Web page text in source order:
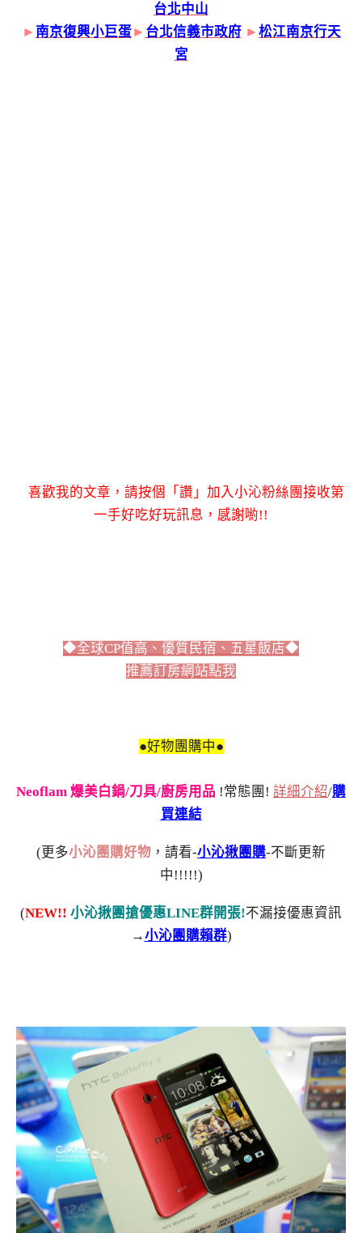
台北中山
► 南京復興小巨蛋► 台北信義市政府► 松江南京行天
宮
喜歡我的文章，請按個「讚」加入小沁粉絲團接收第
一手好吃好玩訊息，感謝喲!!
◆全球CP值高、優質民宿、五星飯店◆
推薦訂房網站點我
●好物團購中●
Neoflam 爆美白鍋/刀具/廚房用品 !常態團! 詳細介紹/購
買連結
(更多小沁團購好物 ，請看-小沁揪團購-不斷更新
中!!!!!)
(NEW!! 小沁揪團搶優惠LINE群開張!不漏接優惠資訊
→小沁團購賴群)